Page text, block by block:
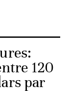
120
par